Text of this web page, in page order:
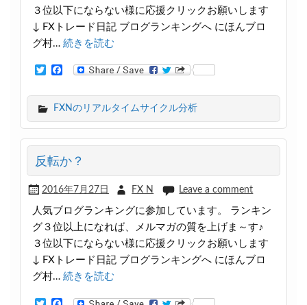
３位以下にならない様に応援クリックお願いします
↓ FXトレード日記 ブログランキングへ にほんブロ
グ村… 続きを読む
t
e
e
b
o
k
FXNのリアルタイムサイクル分析
反転か？
2016年7月27日 FX N Leave a comment
人気ブログランキングに参加しています。 ランキン
グ３位以上になれば、メルマガの質を上げま～す♪
３位以下にならない様に応援クリックお願いします
↓ FXトレード日記 ブログランキングへ にほんブロ
グ村… 続きを読む